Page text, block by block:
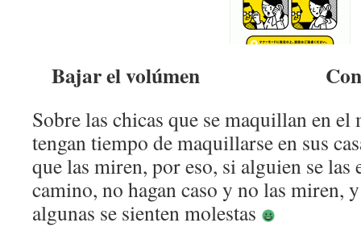
Bajar el volúmen Contar
Sobre las chicas que se maquillan en el
tengan tiempo de maquillarse en sus
que las miren, por eso, si alguien se las
camino, no hagan caso y no las miren,
algunas se sienten molestas